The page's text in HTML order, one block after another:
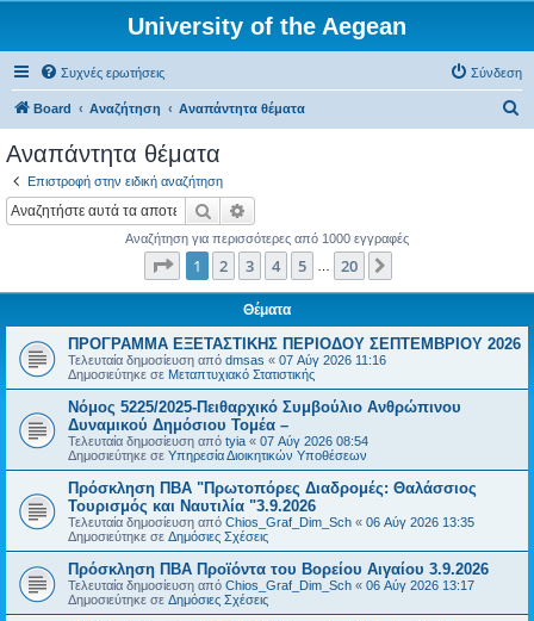
University of the Aegean
Συχνές ερωτήσεις Σύνδεση
Board Αναζήτηση Αναπάντητα θέματα
Αναπάντητα θέματα
Επιστροφή στην ειδική αναζήτηση
Αναζήτηση
Αναζήτηση για περισσότερες από 1000 εγγραφές
Σελίδα από20
1 2 3 4 5 20
Θέματα
ΠΡΟΓΡΑΜΜΑ ΕΞΕΤΑΣΤΙΚΗΣ ΠΕΡΙΟΔΟΥ ΣΕΠΤΕΜΒΡΙΟΥ 2026
Τελευταία δημοσίευση από dmsas « 07 Αύγ 2026 11:16
Δημοσιεύτηκε σε Μεταπτυχιακό Στατιστικής
Νόμος 5225/2025-Πειθαρχικό Συμβούλιο Ανθρώπινου
Δυναμικού Δημόσιου Τομέα –
Τελευταία δημοσίευση από tyia « 07 Αύγ 2026 08:54
Δημοσιεύτηκε σε Υπηρεσία Διοικητικών Υποθέσεων
Πρόσκληση ΠΒΑ "Πρωτοπόρες Διαδρομές: Θαλάσσιος
Τουρισμός και Ναυτιλία "3.9.2026
Τελευταία δημοσίευση από Chios_Graf_Dim_Sch « 06 Αύγ 2026 13:35
Δημοσιεύτηκε σε Δημόσιες Σχέσεις
Πρόσκληση ΠΒΑ Προϊόντα του Βορείου Αιγαίου 3.9.2026
Τελευταία δημοσίευση από Chios_Graf_Dim_Sch « 06 Αύγ 2026 13:17
Δημοσιεύτηκε σε Δημόσιες Σχέσεις